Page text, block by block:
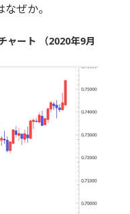
ぜか。
ャート （2020年9月